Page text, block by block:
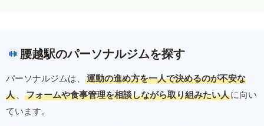
腰越駅のパーソナルジムを探す
パーソナルジムは、
運動の進め方を一人で決めるのが不安な
人 、 フォームや食事管理を相談しながら取り組みたい人に向い
ています。